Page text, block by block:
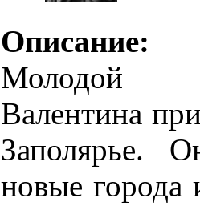
Описание:
Молодой
Валентина
Заполярье.
новые города